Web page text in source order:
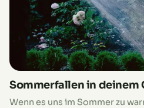
Sommerfallen in deinem
Wenn es uns im Sommer zu